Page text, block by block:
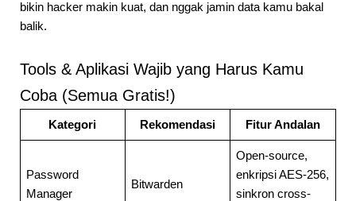
bikin hacker makin kuat, dan nggak jamin data kamu bakal
balik.
Tools & Aplikasi Wajib yang Harus Kamu
Coba (Semua Gratis!)
Kategori Rekomendasi Fitur Andalan
Password
Manager
Bitwarden
Open-source,
enkripsi AES-256,
sinkron cross-